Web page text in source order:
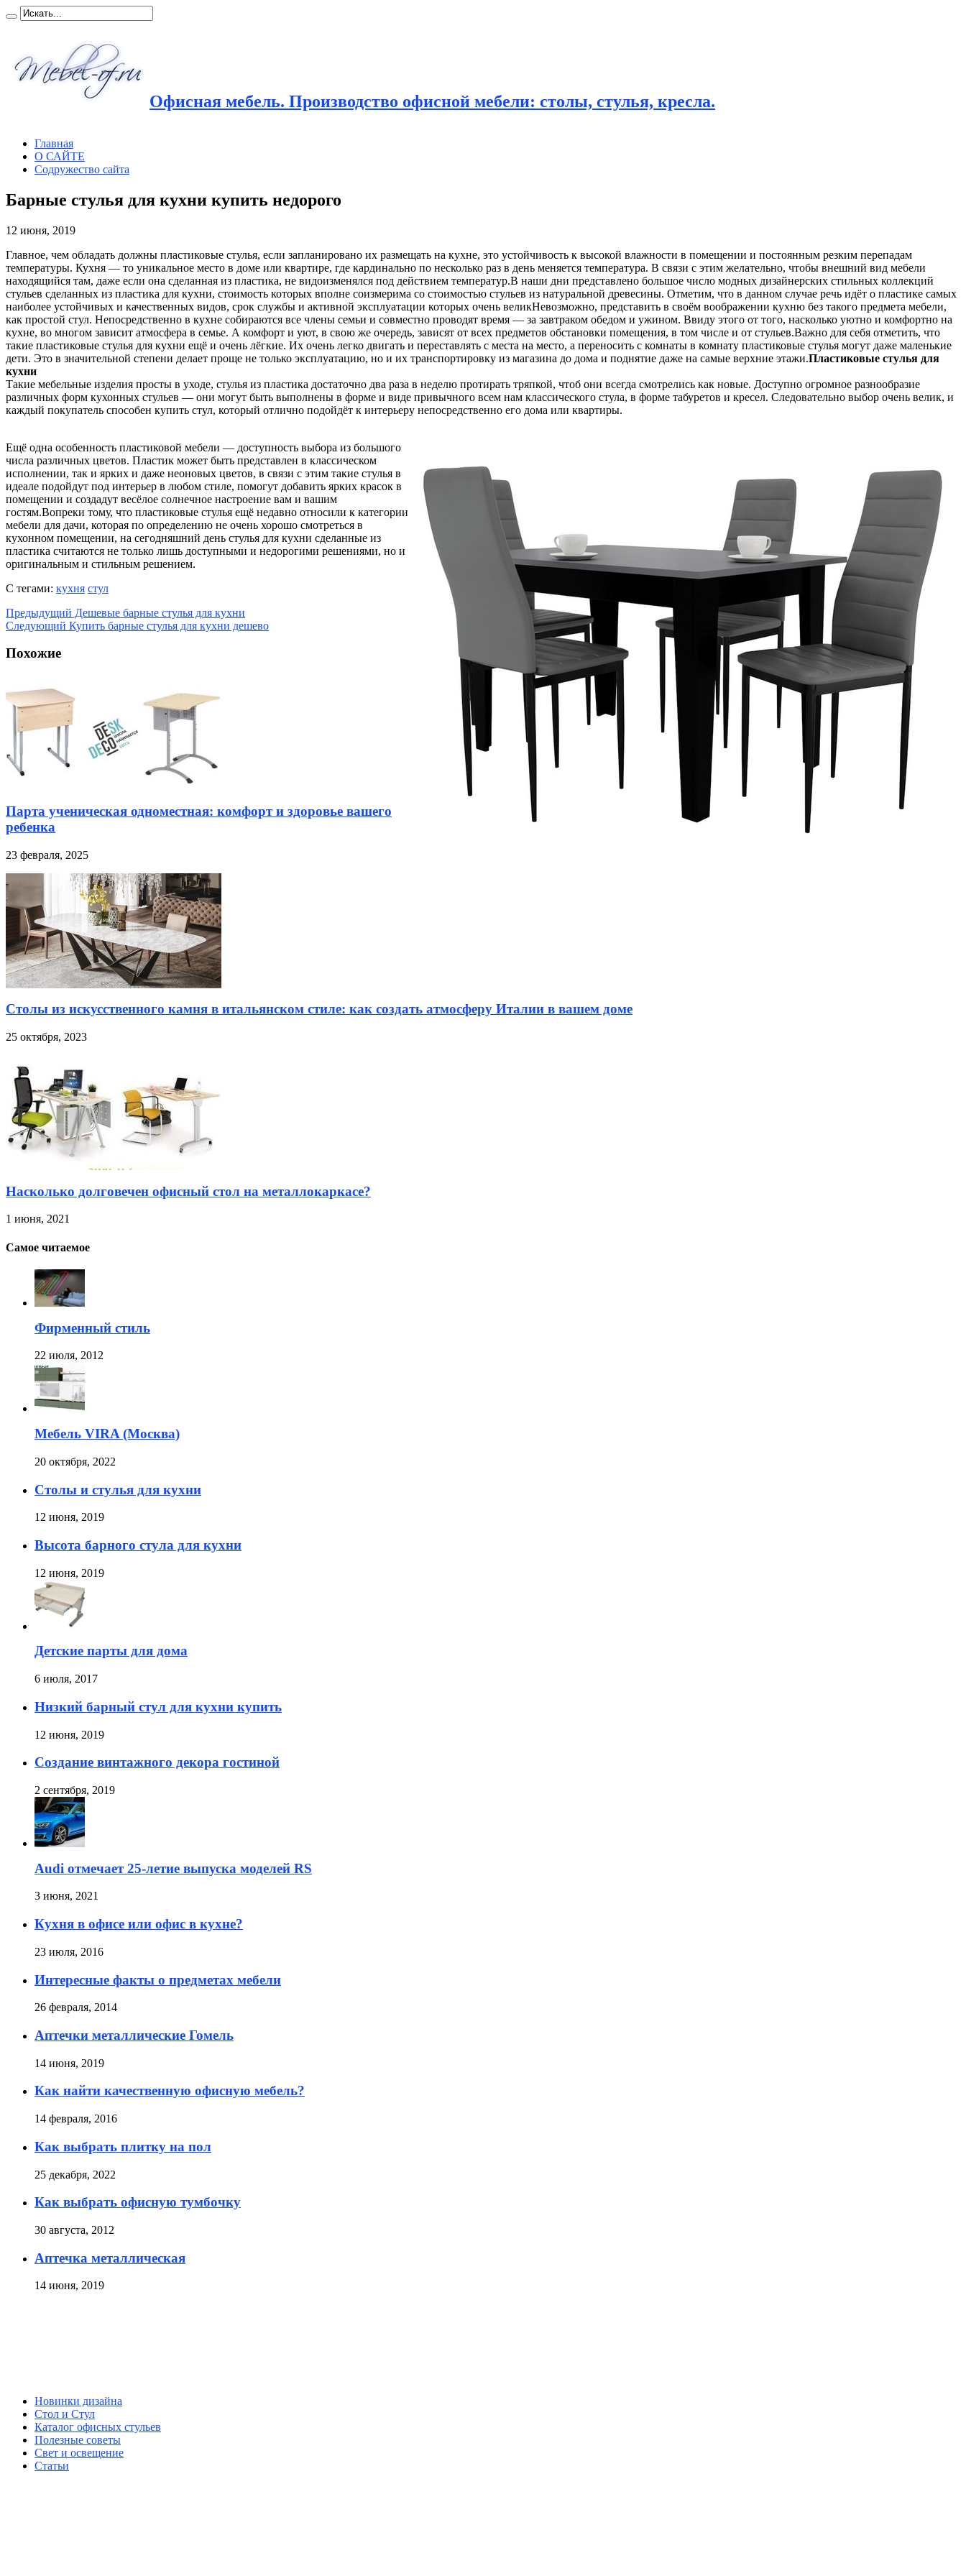
Офисная мебель. Производство офисной мебели: столы, стулья, кресла.
Главная
О САЙТЕ
Содружество сайта
Барные стулья для кухни купить недорого
12 июня, 2019
Главное, чем обладать должны пластиковые стулья, если запланировано их размещать на кухне, это устойчивость к высокой влажности в помещении и постоянным резким перепадам
температуры. Кухня — то уникальное место в доме или квартире, где кардинально по несколько раз в день меняется температура. В связи с этим желательно, чтобы внешний вид мебели
находящийся там, даже если она сделанная из пластика, не видоизменялся под действием температур.В наши дни представлено большое число модных дизайнерских стильных коллекций
стульев сделанных из пластика для кухни, стоимость которых вполне соизмерима со стоимостью стульев из натуральной древесины. Отметим, что в данном случае речь идёт о пластике самых
наиболее устойчивых и качественных видов, срок службы и активной эксплуатации которых очень великНевозможно, представить в своём воображении кухню без такого предмета мебели,
как простой стул. Непосредственно в кухне собираются все члены семьи и совместно проводят время — за завтраком обедом и ужином. Ввиду этого от того, насколько уютно и комфортно на
кухне, во многом зависит атмосфера в семье. А комфорт и уют, в свою же очередь, зависят от всех предметов обстановки помещения, в том числе и от стульев.Важно для себя отметить, что
такие пластиковые стулья для кухни ещё и очень лёгкие. Их очень легко двигать и переставлять с места на место, а переносить с комнаты в комнату пластиковые стулья могут даже маленькие
дети. Это в значительной степени делает проще не только эксплуатацию, но и их транспортировку из магазина до дома и поднятие даже на самые верхние этажи.Пластиковые стулья для
кухни
Такие мебельные изделия просты в уходе, стулья из пластика достаточно два раза в неделю протирать тряпкой, чтоб они всегда смотрелись как новые. Доступно огромное разнообразие
различных форм кухонных стульев — они могут быть выполнены в форме и виде привычного всем нам классического стула, в форме табуретов и кресел. Следовательно выбор очень велик, и
каждый покупатель способен купить стул, который отлично подойдёт к интерьеру непосредственно его дома или квартиры.
Ещё одна особенность пластиковой мебели — доступность выбора из большого
числа различных цветов. Пластик может быть представлен в классическом
исполнении, так и ярких и даже неоновых цветов, в связи с этим такие стулья в
идеале подойдут под интерьер в любом стиле, помогут добавить ярких красок в
помещении и создадут весёлое солнечное настроение вам и вашим
гостям.Вопреки тому, что пластиковые стулья ещё недавно относили к категории
мебели для дачи, которая по определению не очень хорошо смотреться в
кухонном помещении, на сегодняшний день стулья для кухни сделанные из
пластика считаются не только лишь доступными и недорогими решениями, но и
оригинальным и стильным решением.
С тегами: кухня стул
Предыдущий Дешевые барные стулья для кухни
Следующий Купить барные стулья для кухни дешево
Похожие
Парта ученическая одноместная: комфорт и здоровье вашего
ребенка
23 февраля, 2025
Столы из искусственного камня в итальянском стиле: как создать атмосферу Италии в вашем доме
25 октября, 2023
Насколько долговечен офисный стол на металлокаркасе?
1 июня, 2021
Самое читаемое
Фирменный стиль
22 июля, 2012
Мебель VIRA (Москва)
20 октября, 2022
Столы и стулья для кухни
12 июня, 2019
Высота барного стула для кухни
12 июня, 2019
Детские парты для дома
6 июля, 2017
Низкий барный стул для кухни купить
12 июня, 2019
Создание винтажного декора гостиной
2 сентября, 2019
Audi отмечает 25-летие выпуска моделей RS
3 июня, 2021
Кухня в офисе или офис в кухне?
23 июля, 2016
Интересные факты о предметах мебели
26 февраля, 2014
Аптечки металлические Гомель
14 июня, 2019
Как найти качественную офисную мебель?
14 февраля, 2016
Как выбрать плитку на пол
25 декабря, 2022
Как выбрать офисную тумбочку
30 августа, 2012
Аптечка металлическая
14 июня, 2019
Новинки дизайна
Стол и Стул
Каталог офисных стульев
Полезные советы
Свет и освещение
Статьи